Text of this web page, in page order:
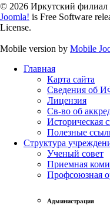
© 2026 Иркутский
Joomla! is Free Software
License.
Mobile version by Mobile
Главная
Карта сайта
Сведения об
Лицензия
Св-во об
Историческая
Полезные
Структура
Ученый совет
Приемная
Профсоюзная
Администрация